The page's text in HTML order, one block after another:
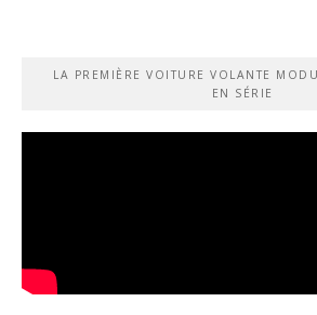
LA PREMIÈRE VOITURE VOLANTE
EN SÉRIE